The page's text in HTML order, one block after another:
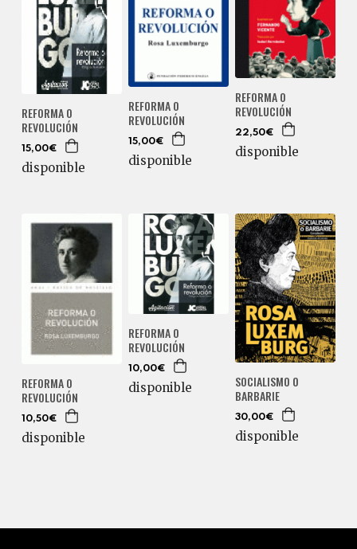
REFORMA O
REVOLUCIÓN
15,00€
disponible
REFORMA O
REVOLUCIÓN
15,00€
disponible
REFORMA O
REVOLUCIÓN
22,50€
disponible
REFORMA O
REVOLUCIÓN
10,50€
disponible
REFORMA O
REVOLUCIÓN
10,00€
disponible
SOCIALISMO O
BARBARIE
30,00€
disponible